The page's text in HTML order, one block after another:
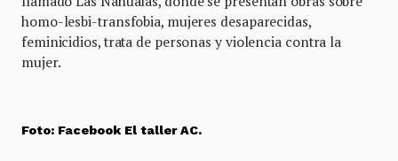
homo-lesbi-transfobia, mujeres desaparecidas,
feminicidios, trata de personas y violencia contra la
mujer.
Foto: Facebook El taller AC.